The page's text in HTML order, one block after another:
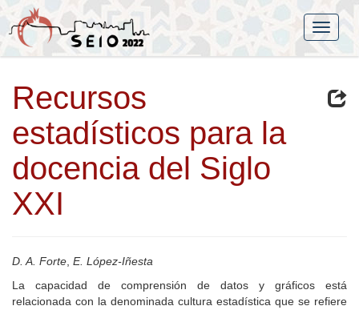
Recursos
estadísticos para la
docencia del Siglo
XXI
D. A. Forte E. López-Iñesta
La capacidad de comprensión de datos y gráficos está
relacionada con la denominada cultura estadística que se refiere